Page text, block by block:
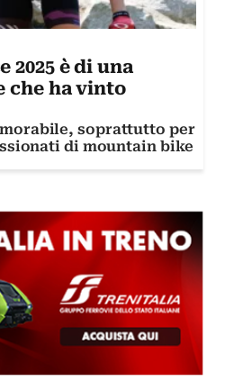
2025 è di una
che ha vinto
soprattutto per
di mountain bike